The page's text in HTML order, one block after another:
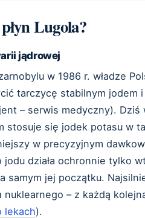
Lugola?
jądrowej
w 1986 r. władze
tarczycę stabilnym jodem
– serwis medyczny).
stosuje się jodek potasu w
w precyzyjnym
jodu działa ochronnie tylko
samym jej początku.
nuklearnego – z każdą
lekach).